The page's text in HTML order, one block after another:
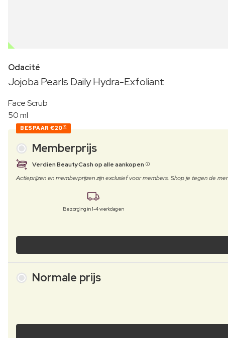
OUTLET
Odacité
Jojoba Pearls Daily Hydra-Exfoliant
Face Scrub
50 ml
BESPAAR €20 30
Memberprijs
Verdien BeautyCash op alle aankopen
Actieprijzen en memberprijzen zijn exclusief voor members. Shop je tegen de
Bezorging in 1-4 werkdagen
Normale prijs